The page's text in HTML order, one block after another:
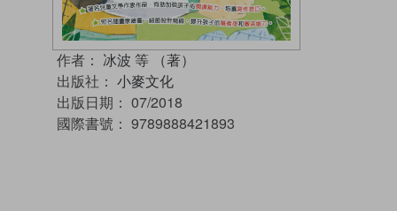
作者： 冰波 等 （著）
出版社： 小麥文化
出版日期： 07/2018
國際書號： 9789888421893